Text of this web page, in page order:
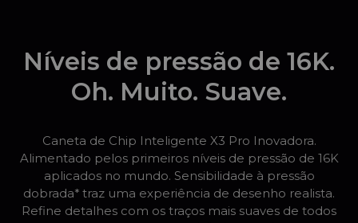
Níveis de pressão de 16K.
Oh. Muito. Suave.
Caneta de Chip Inteligente X3 Pro Inovadora.
Alimentado pelos primeiros níveis de pressão de 16K
aplicados no mundo. Sensibilidade à pressão
dobrada* traz uma experiência de desenho realista.
Refine detalhes com os traços mais suaves de todos